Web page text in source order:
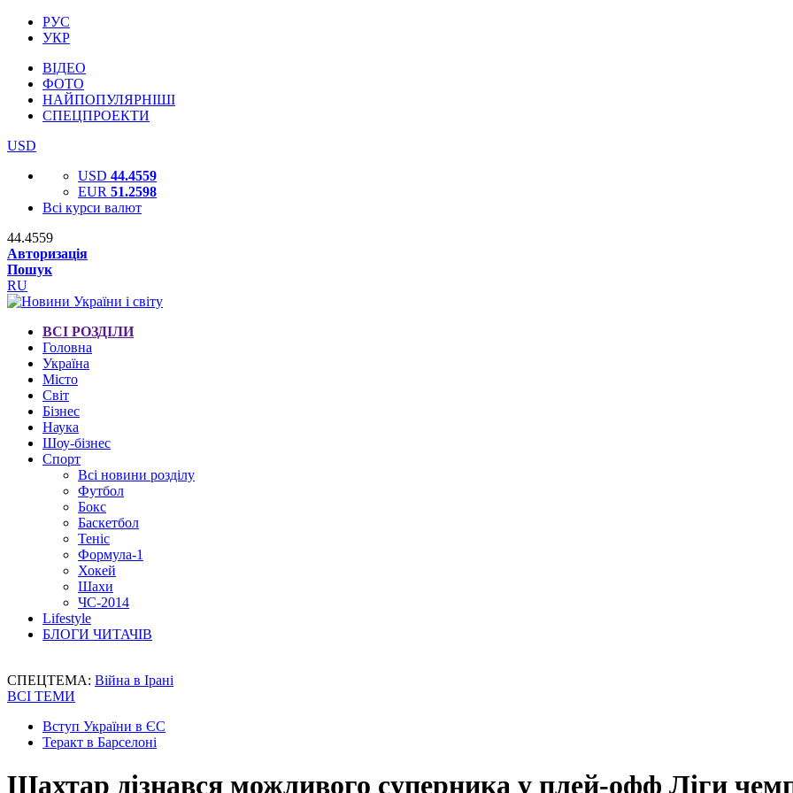
РУС
УКР
ВІДЕО
ФОТО
НАЙПОПУЛЯРНІШІ
СПЕЦПРОЕКТИ
USD
USD 44.4559
EUR 51.2598
Всі курси валют
44.4559
Авторизація
Пошук
RU
ВСІ РОЗДІЛИ
Головна
Україна
Місто
Світ
Бізнес
Наука
Шоу-бізнес
Спорт
Всі новини розділу
Футбол
Бокс
Баскетбол
Теніс
Формула-1
Хокей
Шахи
ЧС-2014
Lifestyle
БЛОГИ ЧИТАЧІВ
СПЕЦТЕМА: Війна в Ірані
ВСІ ТЕМИ
Вступ України в ЄС
Теракт в Барселоні
Шахтар дізнався можливого суперника у плей-офф Ліги